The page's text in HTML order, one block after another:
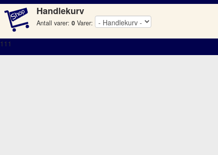
Handlekurv
Antall varer: 0 Varer:
111